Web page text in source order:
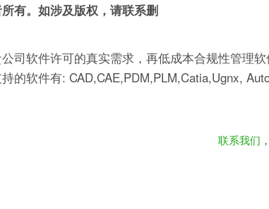
有。如涉及版权，请联系删
司软件许可的真实需求，再低成本合规性管理
的软件有: CAD,CAE,PDM,PLM,Catia,Ugnx,
联系我们